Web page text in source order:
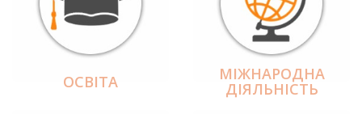
ОСВІТА МІЖНАРОДНА
ДІЯЛЬНІCТЬ